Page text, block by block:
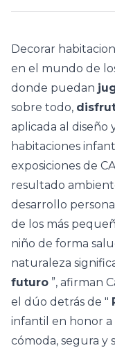
Decorar
en el mundo de
donde puedan
sobre todo,
aplicada al diseño
habitaciones
exposiciones de
resultado
desarrollo
de los más
niño de forma
naturaleza
futuro ”, afirman
el dúo detrás de "
infantil en honor a
cómoda, segura y